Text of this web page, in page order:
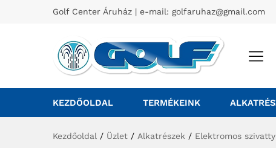
Golf Center Áruház | e-mail: golfaruhaz@gmail.com
KEZDŐOLDAL TERMÉKEINK
Kezdőoldal / Üzlet / Alkatrészek / Elektromos